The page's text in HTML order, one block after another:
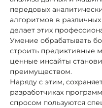
передовых
алгоритмов в
делает этих
Умение обрабатывать
строить предиктивные
ценные инсайты
преимуществом.
Наряду с этим,
разработчиках
спросом пользуются